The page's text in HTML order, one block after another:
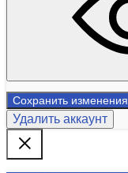
Сохранить изменения
Удалить аккаунт